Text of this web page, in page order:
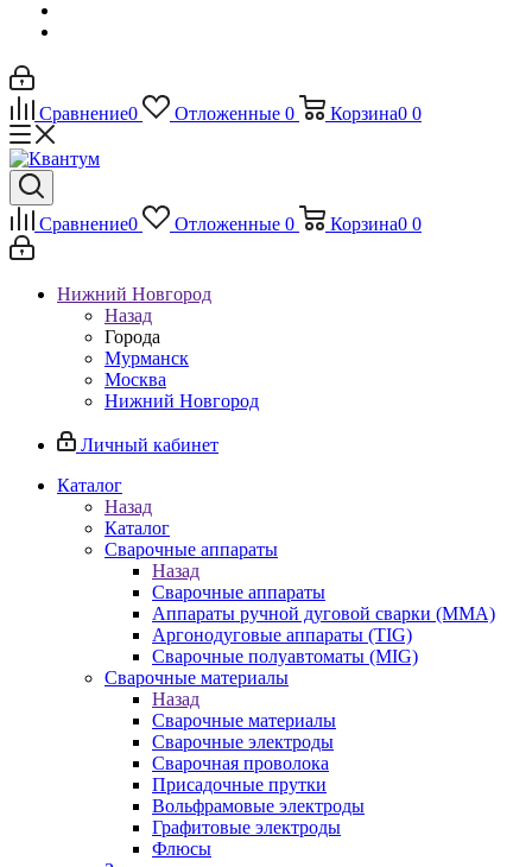
Сравнение0 Отложенные 0 Корзина0 0
Сравнение0 Отложенные 0 Корзина0 0
Нижний Новгород
Назад
Города
Мурманск
Москва
Нижний Новгород
Личный кабинет
Каталог
Назад
Каталог
Сварочные аппараты
Назад
Сварочные аппараты
Аппараты ручной дуговой сварки (MMA)
Аргонодуговые аппараты (TIG)
Сварочные полуавтоматы (MIG)
Сварочные материалы
Назад
Сварочные материалы
Сварочные электроды
Сварочная проволока
Присадочные прутки
Вольфрамовые электроды
Графитовые электроды
Флюсы